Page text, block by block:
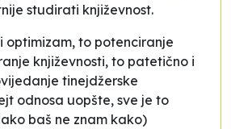
studirati književnost.
optimizam, to potenciranje
književnosti, to patetično i
tinejdžerske
odnosa uopšte, sve je to
baš ne znam kako)